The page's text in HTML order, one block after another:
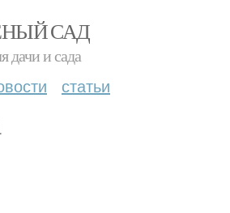
САД
дачи и сада
статьи